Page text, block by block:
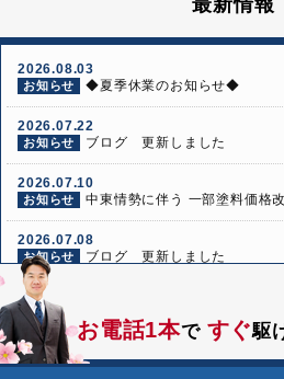
最新情報
2026.08.03
お知らせ ◆夏季休業のお知らせ◆
2026.07.22
お知らせ ブログ 更新しました
2026.07.10
お知らせ 中東情勢に伴う 一部塗料価格
2026.07.08
お知らせ ブログ 更新しました
2026.06.24
お知らせ
2026.06.10
お知らせ ブログ 更新しました
お電話1本で すぐ駆